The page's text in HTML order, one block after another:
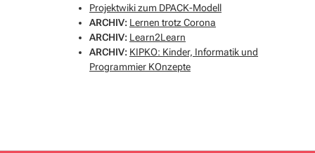
Projektwiki zum DPACK-Modell
ARCHIV: Lernen trotz Corona
ARCHIV: Learn2Learn
ARCHIV: KIPKO: Kinder, Informatik und
Programmier KOnzepte